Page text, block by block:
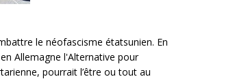
le néofascisme étatsunien. En
Allemagne l'Alternative pour
pourrait l’être ou tout au